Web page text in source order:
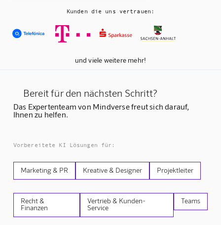
Kunden die uns vertrauen:
und viele weitere mehr!
Bereit für den nächsten Schritt?
Das Expertenteam von Mindverse freut sich darauf,
Ihnen zu helfen.
Vorbereitete KI Lösungen für:
Marketing & PR Kreative & Designer Projektleiter
Recht &
Finanzen
Vertrieb & Kunden-
Service
Teams